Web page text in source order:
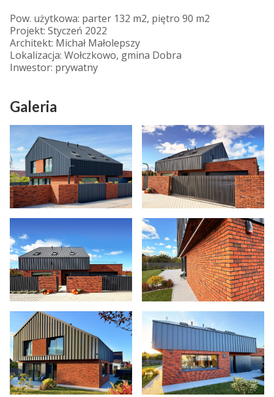
Pow. użytkowa: parter 132 m2, piętro 90 m2
Projekt: Styczeń 2022
Architekt: Michał Małolepszy
Lokalizacja: Wołczkowo, gmina Dobra
Inwestor: prywatny
Galeria